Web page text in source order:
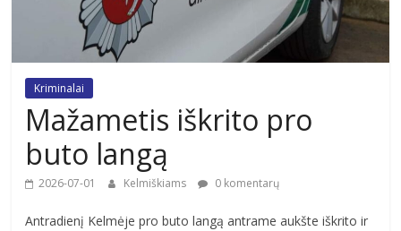
Kriminalai
Mažametis iškrito pro
buto langą
2026-07-01 Kelmiškiams 0 komentarų
Antradienį Kelmėje pro buto langą antrame aukšte iškrito ir